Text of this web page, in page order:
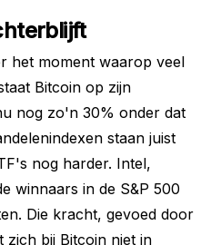
het moment waarop veel
Bitcoin op zijn
nog zo'n 30% onder dat
staan juist
nog harder. Intel,
winnaars in de S&P 500
Die kracht, gevoed door
zich bij Bitcoin niet in